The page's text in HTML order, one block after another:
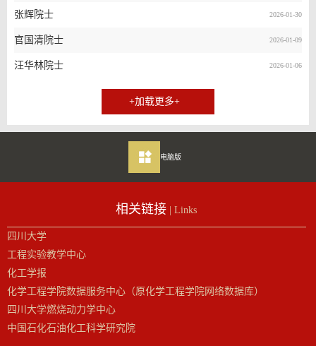
2026-01-30
张辉院士
2026-01-09
官国清院士
2026-01-06
汪华林院士
+加载更多+
电脑版
相关链接 | Links
四川大学
工程实验教学中心
化工学报
化学工程学院数据服务中心（原化学工程学院网络数据库）
四川大学燃烧动力学中心
中国石化石油化工科学研究院